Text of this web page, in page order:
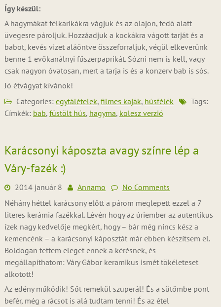
Így készül:
A hagymákat félkarikákra vágjuk és az olajon, fedő alatt
üvegesre pároljuk. Hozzáadjuk a kockákra vágott tarját és a
babot, kevés vizet aláöntve összeforraljuk, végül elkeverünk
benne 1 evőkanálnyi fűszerpaprikát. Sózni nem is kell, vagy
csak nagyon óvatosan, mert a tarja is és a konzerv bab is sós.
Jó étvágyat kívánok!
Categories: egytálételek, filmes kaják, húsfélék
Tags:
Címkék: bab, füstölt hús, hagyma, kolesz verzió
Karácsonyi káposzta avagy színre lép a
Váry-fazék :)
2014 január 8 Annamo
No Comments
Néhány héttel karácsony előtt a párom meglepett ezzel a 7
literes kerámia fazékkal. Lévén hogy az úriember az autentikus
ízek nagy kedvelője megkért, hogy – bár még nincs kész a
kemencénk – a karácsonyi káposztát már ebben készítsem el.
Boldogan tettem eleget ennek a kérésnek, és
megállapíthatom: Váry Gábor keramikus ismét tökéleteset
alkotott!
Az edény működik! Sőt remekül szuperál! És a sütőmbe pont
befér, még a rácsot is alá tudtam tenni! És az étel